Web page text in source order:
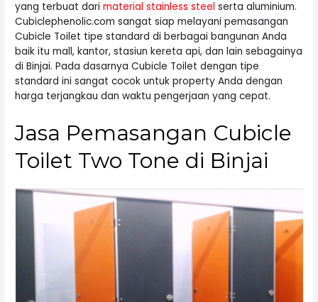
yang terbuat darimaterial stainless steel serta aluminium.
Cubiclephenolic.com sangat siap melayani pemasangan
Cubicle Toilet tipe standard di berbagai bangunan Anda
baik itu mall, kantor, stasiun kereta api, dan lain sebagainya
di Binjai. Pada dasarnya Cubicle Toilet dengan tipe
standard ini sangat cocok untuk property Anda dengan
harga terjangkau dan waktu pengerjaan yang cepat.
Jasa Pemasangan Cubicle
Toilet Two Tone di Binjai